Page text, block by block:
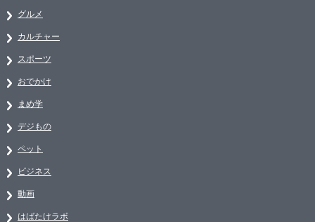
グルメ
カルチャー
スポーツ
おでかけ
まめ学
デジもの
ペット
ビジネス
動画
はばたけラボ